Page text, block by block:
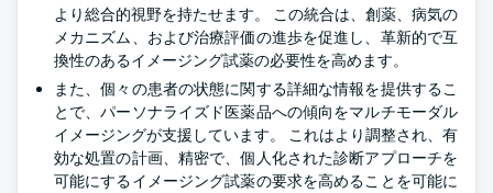
より総合的視野を持たせます。 この統合は、創薬、病気の
メカニズム、および治療評価の進歩を促進し、革新的で互
換性のあるイメージング試薬の必要性を高めます。
また、個々の患者の状態に関する詳細な情報を提供するこ
とで、パーソナライズド医薬品への傾向をマルチモーダル
イメージングが支援しています。 これはより調整され、有
効な処置の計画、精密で、個人化された診断アプローチを
可能にするイメージング試薬の要求を高めることを可能に